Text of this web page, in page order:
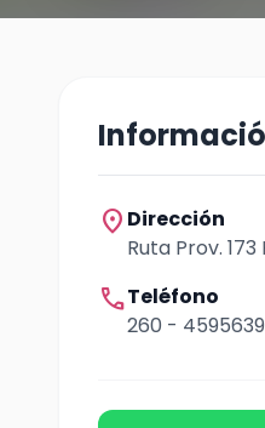
location_on Dirección
Ruta Prov.
callTeléfono
260 - 4595639